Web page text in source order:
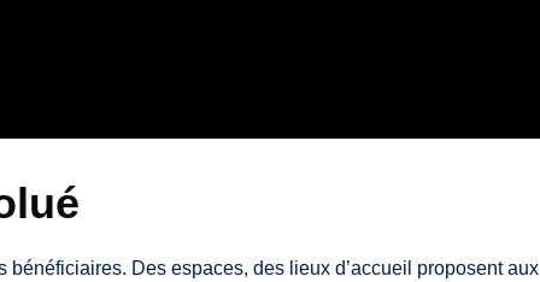
bénéficiaires. Des espaces, des lieux d’accueil proposent aux